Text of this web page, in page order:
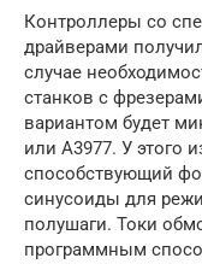
Контроллеры со
драйверами
случае
станков с
вариантом будет
или A3977. У этого
способствующий
синусоиды для
полушаги. Токи
программным